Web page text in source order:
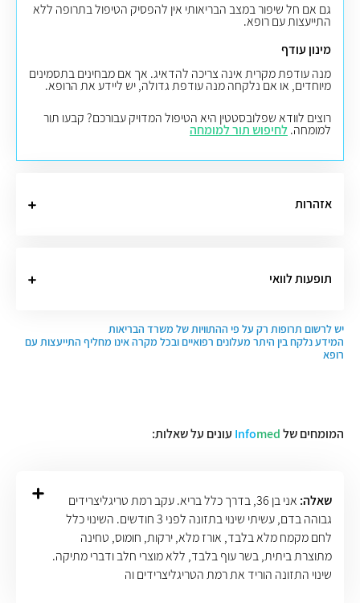
גם אם חל שיפור במצב הבריאותי אין להפסיק הטיפול בתרופה ללא
התייעצות עם רופא.
מינון עודף
מנה עודפת מקרית אינה צריכה להדאיג. אך אם מבחינים בתסמינים
מיוחדים, או אם נלקחה מנה עודפת גדולה, יש ליידע את הרופא.
רוצים לוודא שפלובסטטין היא הטיפול המדויק עבורכם? קבעו תור
למומחה.לחיפוש תור למומחה
אזהרות
תופעות לוואי
יש לרשום תרופות רק על פי ההתוויות של משרד הבריאות
המידע נלקח בין היתר מעלונים רפואיים ובכל מקרה אינו מחליף התייעצות עם
רופא
המומחים של Infomed עונים על שאלות:
שאלה:
אני בן 36, בדרך כלל בריא. עקב רמת טריגליצרידים
גבוהה בדם, עשיתי שינוי בתזונה לפני 3 חודשים. השינוי כלל
לחם מקמח מלא בלבד, אורז מלא, ירקות, חומוס, טחינה
מתוצרת ביתית, בשר עוף בלבד, ללא מוצרי חלב ודברי מתיקה.
שינוי התזונה הוריד את רמת הטריגליצרידים וה